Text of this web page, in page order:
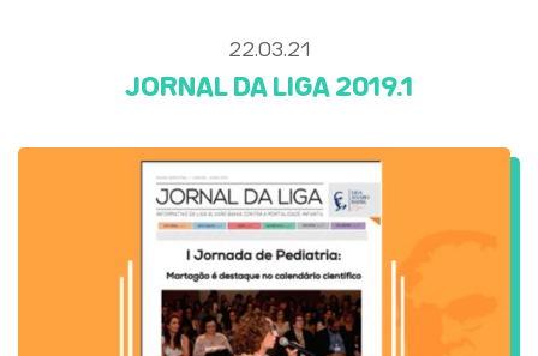
22.03.21
JORNAL DA LIGA 2019.1